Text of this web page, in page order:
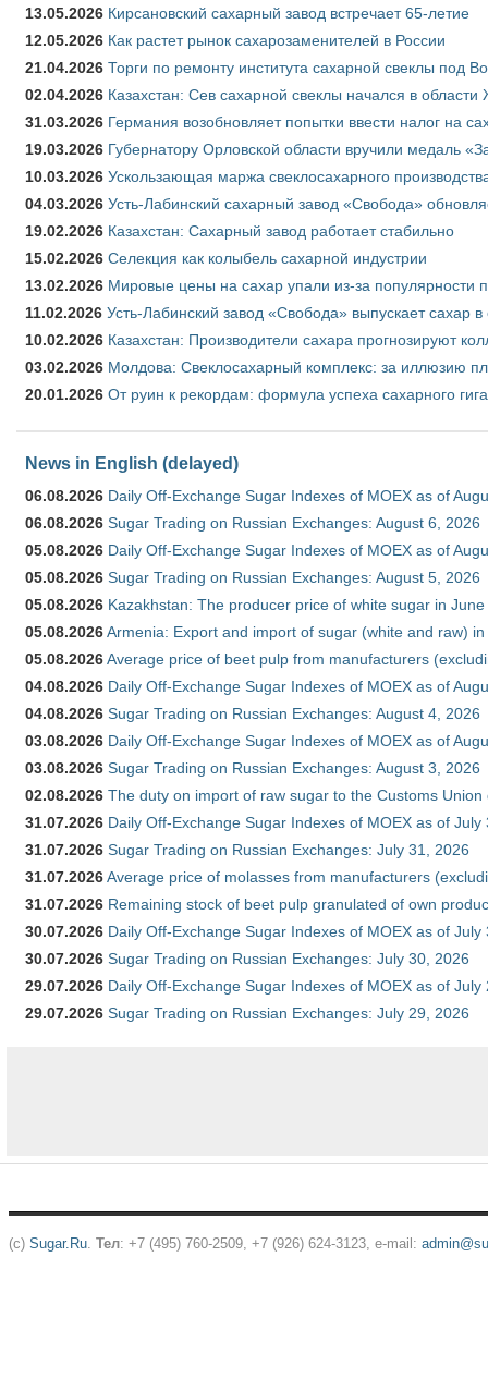
13.05.2026 Кирсановский сахарный завод встречает 65-летие
12.05.2026 Как растет рынок сахарозаменителей в России
21.04.2026 Торги по ремонту института сахарной свеклы под
02.04.2026 Казахстан: Сев сахарной свеклы начался в области
31.03.2026 Германия возобновляет попытки ввести налог на
19.03.2026 Губернатору Орловской области вручили медаль
10.03.2026 Ускользающая маржа свеклосахарного
04.03.2026 Усть-Лабинский сахарный завод «Свобода»
19.02.2026 Казахстан: Сахарный завод работает стабильно
15.02.2026 Селекция как колыбель сахарной индустрии
13.02.2026 Мировые цены на сахар упали из-за популярности
11.02.2026 Усть-Лабинский завод «Свобода» выпускает сахар в
10.02.2026 Казахстан: Производители сахара прогнозируют
03.02.2026 Молдова: Свеклосахарный комплекс: за иллюзию
20.01.2026 От руин к рекордам: формула успеха сахарного
News in English (delayed)
06.08.2026 Daily Off-Exchange Sugar Indexes of MOEX as of
06.08.2026 Sugar Trading on Russian Exchanges: August 6, 2026
05.08.2026 Daily Off-Exchange Sugar Indexes of MOEX as of
05.08.2026 Sugar Trading on Russian Exchanges: August 5, 2026
05.08.2026 Kazakhstan: The producer price of white sugar in
05.08.2026Armenia: Export and import of sugar (white and raw)
05.08.2026Average price of beet pulp from manufacturers
04.08.2026 Daily Off-Exchange Sugar Indexes of MOEX as of
04.08.2026 Sugar Trading on Russian Exchanges: August 4, 2026
03.08.2026 Daily Off-Exchange Sugar Indexes of MOEX as of
03.08.2026 Sugar Trading on Russian Exchanges: August 3, 2026
02.08.2026 The duty on import of raw sugar to the Customs
31.07.2026 Daily Off-Exchange Sugar Indexes of MOEX as of July
31.07.2026 Sugar Trading on Russian Exchanges: July 31, 2026
31.07.2026Average price of molasses from manufacturers
31.07.2026 Remaining stock of beet pulp granulated of own
30.07.2026 Daily Off-Exchange Sugar Indexes of MOEX as of July
30.07.2026 Sugar Trading on Russian Exchanges: July 30, 2026
29.07.2026 Daily Off-Exchange Sugar Indexes of MOEX as of July
29.07.2026 Sugar Trading on Russian Exchanges: July 29, 2026
(c) Sugar.Ru. Тел: +7 (495) 760-2509, +7 (926) 624-3123, e-mail: